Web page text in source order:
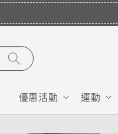
優惠活動 運動